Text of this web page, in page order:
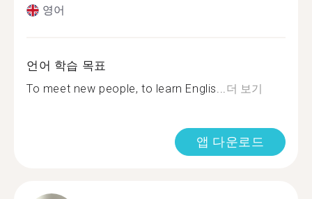
영어
언어 학습 목표
To meet new people, to learn Englis...더 보기
앱 다운로드